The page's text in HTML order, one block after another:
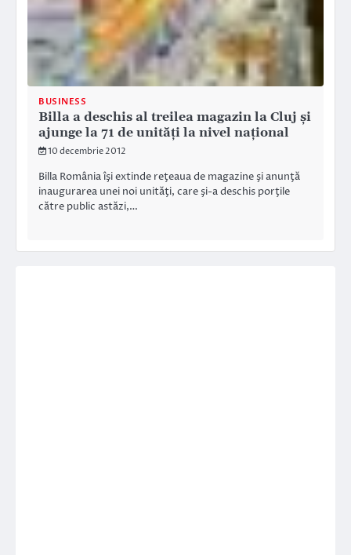
BUSINESS
Billa a deschis al treilea magazin la Cluj şi
ajunge la 71 de unităţi la nivel naţional
10 decembrie 2012
Billa România îşi extinde reţeaua de magazine şi anunţă
inaugurarea unei noi unităţi, care şi-a deschis porţile
către public astăzi,…